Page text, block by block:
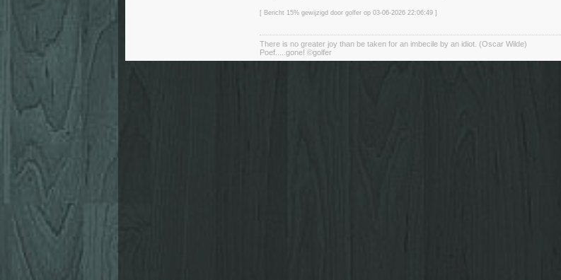
[ Bericht 15% gewijzigd door golfer op 03-06-2026 22:06:49 ]
There is no greater joy than be taken for an imbecile by an idiot. (Oscar Wilde)
Poef.....gone! ©golfer